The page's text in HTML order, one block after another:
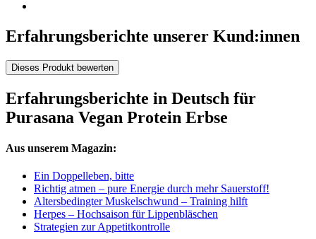
Erfahrungsberichte unserer Kund:innen
Dieses Produkt bewerten
Erfahrungsberichte in Deutsch für
Purasana Vegan Protein Erbse
Aus unserem Magazin:
Ein Doppelleben, bitte
Richtig atmen – pure Energie durch mehr Sauerstoff!
Altersbedingter Muskelschwund – Training hilft
Herpes – Hochsaison für Lippenbläschen
Strategien zur Appetitkontrolle